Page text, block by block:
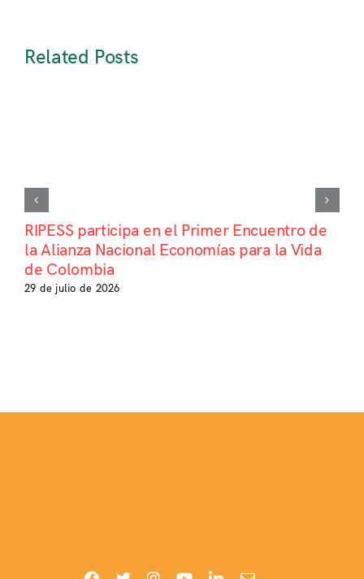
Related Posts
RIPESS participa en el Primer Encuentro de
la Alianza Nacional Economías para la Vida
de Colombia
29 de julio de 2026